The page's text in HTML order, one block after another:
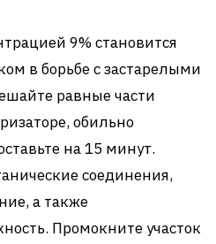
9% становится
в борьбе с застарелыми
равные части
обильно
на 15 минут.
соединения,
а также
Промокните участок